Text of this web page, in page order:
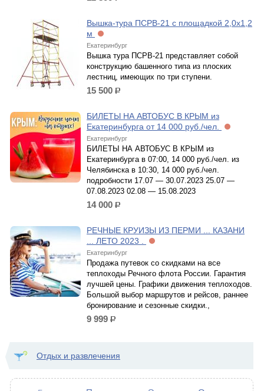
Вышка-тура ПСРВ-21 с площадкой 2,0х1,2
м
Екатеринбург
Вышка тура ПСРВ-21 представляет собой
конструкцию башенного типа из плоских
лестниц, имеющих по три ступени.
15 500 р.
БИЛЕТЫ НА АВТОБУС В КРЫМ из
Екатеринбурга от 14 000 руб./чел.
Екатеринбург
БИЛЕТЫ НА АВТОБУС В КРЫМ из
Екатеринбурга в 07:00, 14 000 руб./чел. из
Челябинска в 10:30, 14 000 руб./чел.
подробности 17.07 — 30.07.2023 25.07 —
07.08.2023 02.08 — 15.08.2023
14 000 р.
РЕЧНЫЕ КРУИЗЫ ИЗ ПЕРМИ ... КАЗАНИ
... ЛЕТО 2023 .
Екатеринбург
Продажа путевок со скидками на все
теплоходы Речного флота России. Гарантия
лучшей цены. Графики движения теплоходов.
Большой выбор маршрутов и рейсов, раннее
бронирование и сезонные скидки.,
9 999 р.
Отдых и развлечения